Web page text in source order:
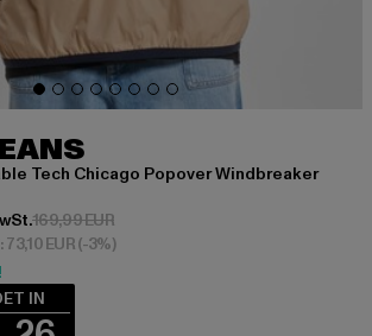
Tech Chicago Popover Windbreaker
74,80 EUR
169,99 EURAktionspreis: 169,99 EUR
EUR(-3%)
IN